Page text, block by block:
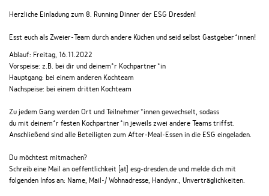
Herzliche Einladung zum 8. Running Dinner der ESG Dresden!
Esst euch als Zweier-Team durch andere Küchen und seid selbst Gastgeber*innen!
Ablauf: Freitag, 16.11.2022
Vorspeise: z.B. bei dir und deinem*r Kochpartner*in
Hauptgang: bei einem anderen Kochteam
Nachspeise: bei einem dritten Kochteam
Zu jedem Gang werden Ort und Teilnehmer*innen gewechselt, sodass
du mit deinem*r festen Kochpartner*in jeweils zwei andere Teams triffst.
Anschließend sind alle Beteiligten zum After-Meal-Essen in die ESG eingeladen.
Du möchtest mitmachen?
Schreib eine Mail an oeffentlichkeit [at] esg-dresden.de und melde dich mit
folgenden Infos an: Name, Mail-/ Wohnadresse, Handynr., Unverträglichkeiten.